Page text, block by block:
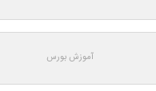
آموزش بورس